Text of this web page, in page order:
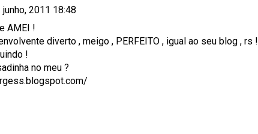
junho, 2011 18:48
AMEI !
diverto , meigo , PERFEITO , igual ao seu blog , rs !
!
no meu ?